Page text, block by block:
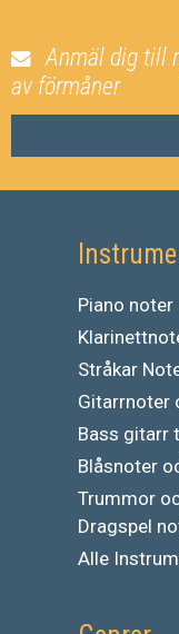
Anmäl dig till
av förmåner
Piano noter
Stråkar
Gitarrnoter
Bass gitarr
Blåsnoter
Trummor
Dragspel
Alle